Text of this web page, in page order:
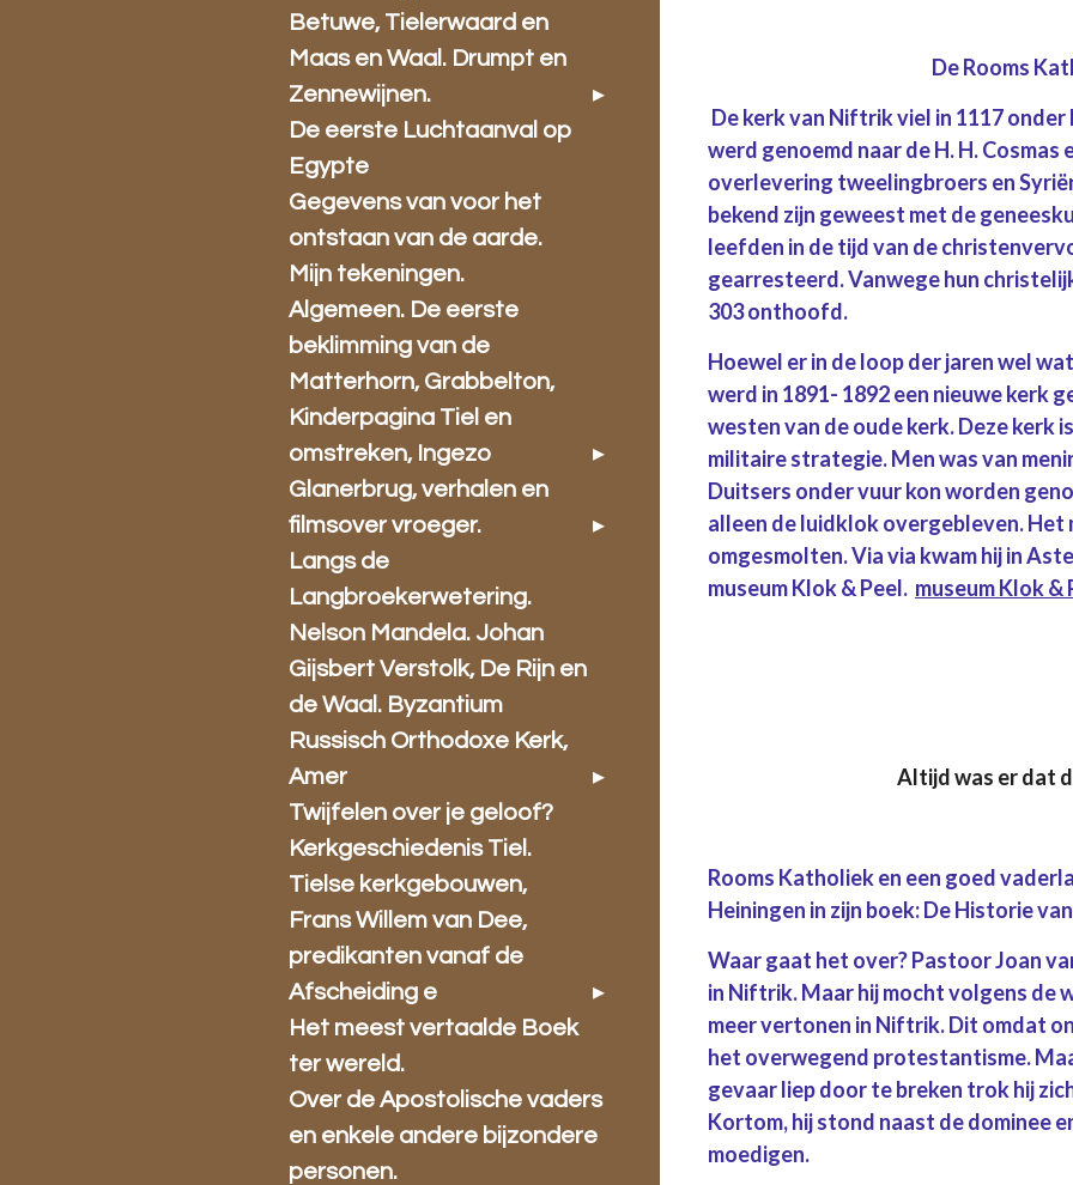
De Rooms
De kerk van Niftrik viel in 1117
werd genoemd naar de H. H.
overlevering tweelingbroers en
bekend zijn geweest met de
leefden in de tijd van de
gearresteerd. Vanwege hun
303 onthoofd.
Hoewel er in de loop der jaren wel
werd in 1891- 1892 een nieuwe kerk
westen van de oude kerk. Deze kerk
militaire strategie. Men was van
Duitsers onder vuur kon worden
alleen de luidklok overgebleven. Het
omgesmolten. Via via kwam hij in
museum Klok & Peel. museum Klok &
Altijd was er dat
Rooms Katholiek en een goed
Heiningen in zijn boek: De Historie
Waar gaat het over? Pastoor Joan
in Niftrik. Maar hij mocht volgens de
meer vertonen in Niftrik. Dit omdat
het overwegend protestantisme.
gevaar liep door te breken trok hij
Kortom, hij stond naast de dominee
moedigen.
Betuwe, Tielerwaard en
Maas en Waal. Drumpt en
Zennewijnen.
De eerste Luchtaanval op
Egypte
Gegevens van voor het
ontstaan van de aarde.
Mijn tekeningen.
Algemeen. De eerste
beklimming van de
Matterhorn, Grabbelton,
Kinderpagina Tiel en
omstreken, Ingezo
Glanerbrug, verhalen en
filmsover vroeger.
Langs de
Langbroekerwetering.
Nelson Mandela. Johan
Gijsbert Verstolk, De Rijn en
de Waal. Byzantium
Russisch Orthodoxe Kerk,
Amer
Twijfelen over je geloof?
Kerkgeschiedenis Tiel.
Tielse kerkgebouwen,
Frans Willem van Dee,
predikanten vanaf de
Afscheiding e
Het meest vertaalde Boek
ter wereld.
Over de Apostolische vaders
en enkele andere bijzondere
personen.